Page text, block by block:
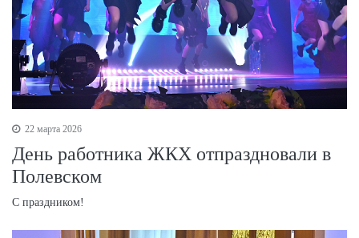
22 марта 2026
День работника ЖКХ отпраздновали в
Полевском
С праздником!